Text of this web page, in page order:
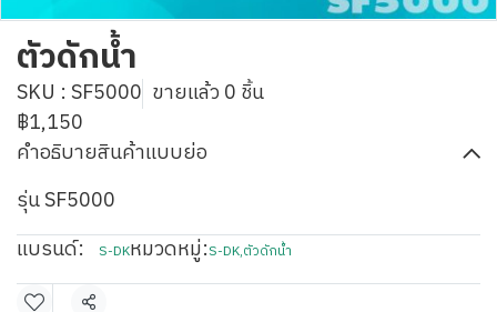
ตัวดักน้ำ
SKU : SF5000 ขายแล้ว 0 ชิ้น
฿1,150
คำอธิบายสินค้าแบบย่อ
รุ่น SF5000
แบรนด์:
S-DKหมวดหมู่:S-DK,ตัวดักน้ำ